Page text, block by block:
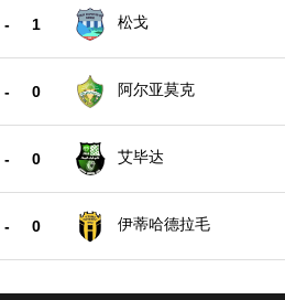
- 1 松戈
- 0 阿尔亚莫克
- 0 艾毕达
- 0 伊蒂哈德拉毛